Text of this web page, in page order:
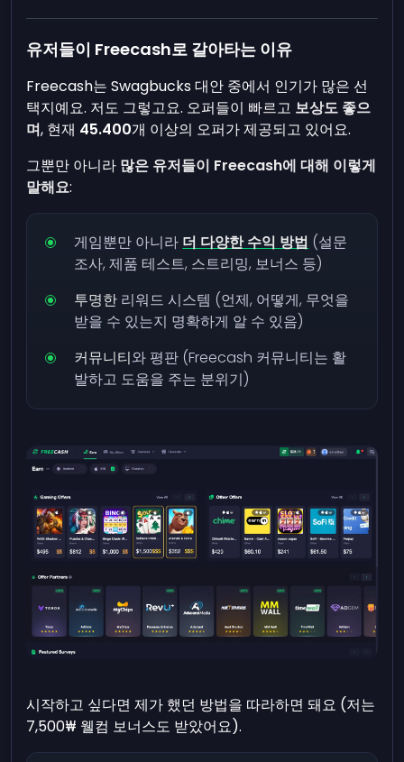
유저들이 Freecash로 갈아타는 이유
Freecash는 Swagbucks 대안 중에서 인기가 많은 선
택지예요. 저도 그렇고요. 오퍼들이 빠르고 보상도 좋으
며, 현재 45.400개 이상의 오퍼가 제공되고 있어요.
그뿐만 아니라 많은 유저들이 Freecash에 대해 이렇게
말해요:
게임뿐만 아니라 더 다양한 수익 방법 (설문
조사, 제품 테스트, 스트리밍, 보너스 등)
투명한 리워드 시스템 (언제, 어떻게, 무엇을
받을 수 있는지 명확하게 알 수 있음)
커뮤니티와 평판 (Freecash 커뮤니티는 활
발하고 도움을 주는 분위기)
시작하고 싶다면 제가 했던 방법을 따라하면 돼요 (저는
7,500₩ 웰컴 보너스도 받았어요).